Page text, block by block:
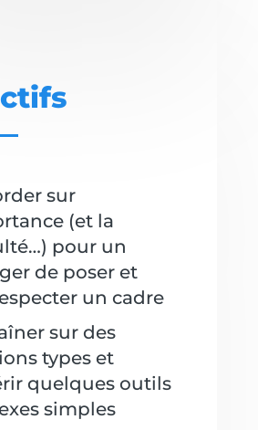
sur
(et la
pour un
de poser et
un cadre
sur des
types et
quelques outils
simples